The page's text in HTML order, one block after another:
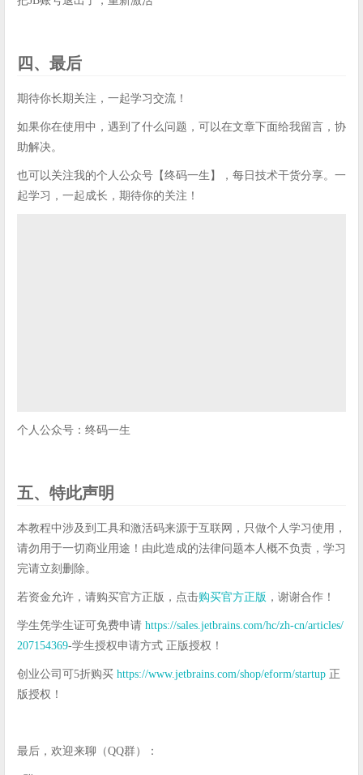
四、最后
期待你长期关注，一起学习交流！
如果你在使用中，遇到了什么问题，可以在文章下面给我留言，协
助解决。
也可以关注我的个人公众号【终码一生】，每日技术干货分享。一
起学习，一起成长，期待你的关注！
个人公众号：终码一生
五、特此声明
本教程中涉及到工具和激活码来源于互联网，只做个人学习使用，
请勿用于一切商业用途！由此造成的法律问题本人概不负责，学习
完请立刻删除。
若资金允许，请购买官方正版，点击购买官方正版 ，谢谢合作！
学生凭学生证可免费申请 https://sales.jetbrains.com/hc/zh-cn/articles/
207154369-学生授权申请方式 正版授权！
创业公司可5折购买 https://www.jetbrains.com/shop/eform/startup 正
版授权！
最后，欢迎来聊（QQ群）：